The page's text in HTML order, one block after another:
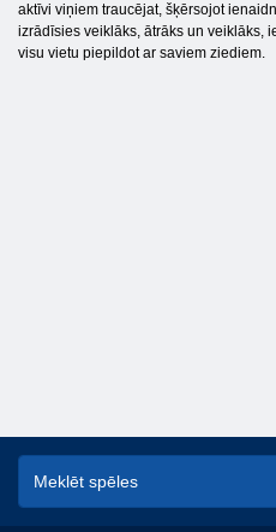
aktīvi viņiem traucējat, šķērsojot
izrādīsies veiklāks, ātrāks un veiklāks,
visu vietu piepildot ar saviem ziediem.